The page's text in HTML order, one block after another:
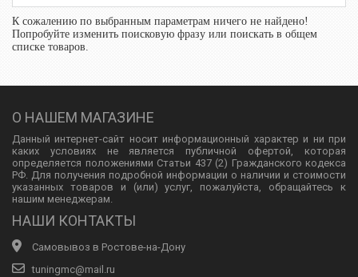
К сожалению по выбранным параметрам ничего не найдено!
Попробуйте изменить поисковую фразу или поискать в общем
списке товаров.
О НАШЕМ МАГАЗИНЕ
Данный интернет-сайт носит информационный характер и ни при
каких условиях не является публичной офертой, которая
определяется положениями Статьи 437 (2) Гражданского кодекса
РФ. Для получения подробной информации о наличии и стоимости
указанных товаров и (или) услуг, пожалуйста, обращайтесь к
нашим менеджерам.
НАШИ КОНТАКТЫ
Самовывоз в Ростове-на-Дону
tuningmc@mail.ru